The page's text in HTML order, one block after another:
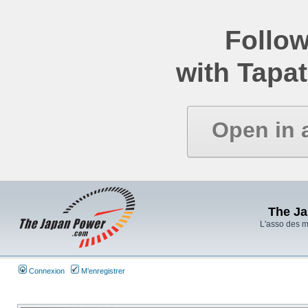
with
Open in
The
L'asso des
Connexion M’enregistrer